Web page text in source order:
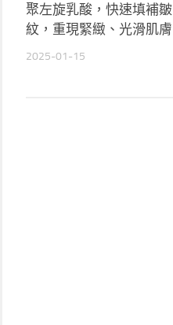
聚左旋乳酸，快速填補皺
紋，重現緊緻、光滑肌膚
2025-01-15